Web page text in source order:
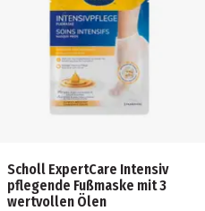
Scholl ExpertCare Intensiv
pflegende Fußmaske mit 3
wertvollen Ölen